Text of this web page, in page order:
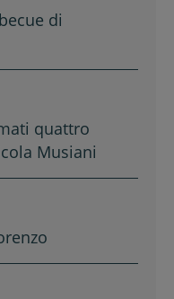
di
quattro
Musiani